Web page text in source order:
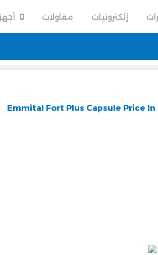
إلكترونيات مقاولات
Emmital Fort Plus Capsule Price